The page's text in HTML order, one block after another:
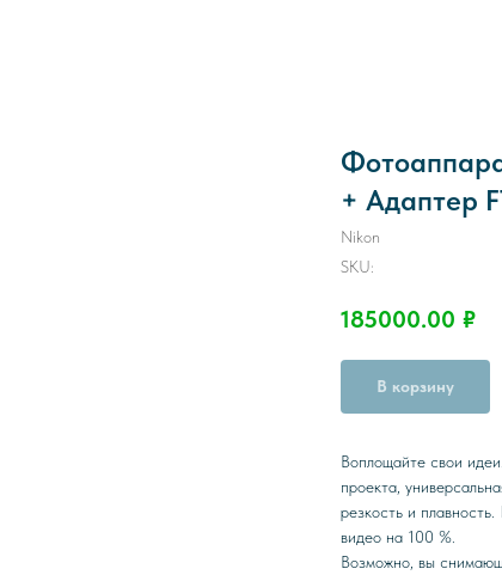
+ Адаптер
Nikon
SKU:
185000.00 ₽
В корзину
Воплощайте свои
проекта,
резкость и
видео на 100 %.
Возможно, вы